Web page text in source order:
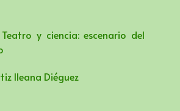
y ciencia: escenario del
lleana Diéguez